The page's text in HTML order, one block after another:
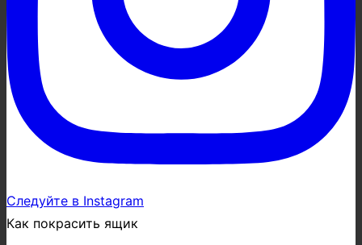
Следуйте в Instagram
Как покрасить ящик